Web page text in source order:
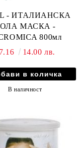
- ИТАЛИАНСКА
МАСКА -
800мл
14.00 лв.
В наличност